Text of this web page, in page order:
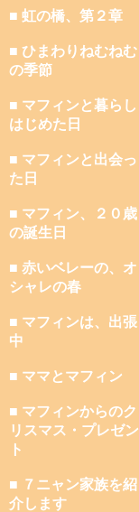
■ 虹の橋、第２章
■ ひまわりねむねむ
の季節
■ マフィンと暮らし
はじめた日
■ マフィンと出会っ
た日
■ マフィン、２０歳
の誕生日
■ 赤いベレーの、オ
シャレの春
■ マフィンは、出張
中
■ ママとマフィン
■ マフィンからのク
リスマス・プレゼン
ト
■ ７ニャン家族を紹
介します